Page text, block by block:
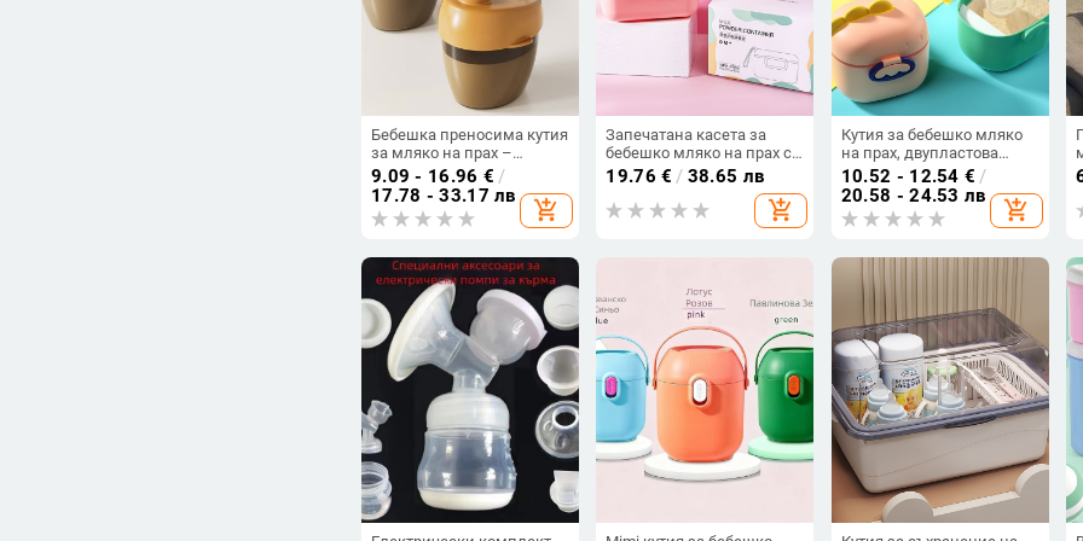
Бебешка преносима кутия
за мляко на прах –
портативна, запечатана,
влагозащитена; Марка
Wavelet Elephant;
Подходяща за
За мляко на прах и
оризова пудра; Стил: Друг
9.09 - 16.96 € /
17.78 - 33.17 лв
add_shopping_cart
Запечатана касета за
бебешко мляко на прах с
голям капацитет,
изходяща оризова юфка,
запечатана тенджера,
преносима касета за
19.76 € / 38.65 лв
add_shopping_cart
Кутия за бебешко мляко
на прах, двупластова
конструкция, Tourmalade,
подходяща за новородени
до 3 години
10.52 - 12.54 € /
20.58 - 24.53 лв
add_shopping_cart